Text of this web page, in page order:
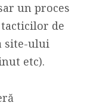
un proces
de
site-ului
etc).